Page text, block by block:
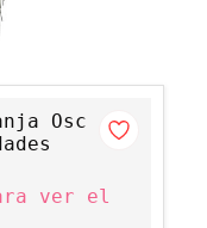
Osc
ver el